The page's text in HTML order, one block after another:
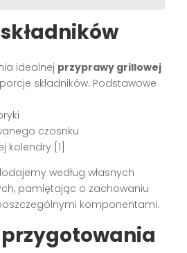
idealnej przyprawy grillowej
składników. Podstawowe
czosnku
kolendry [1]
według własnych
pamiętając o zachowaniu
komponentami.
przygotowania